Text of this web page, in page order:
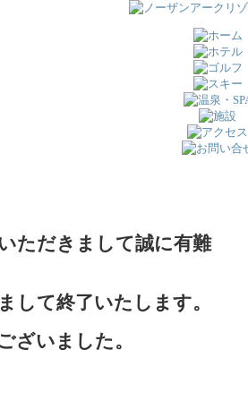
ただきまして誠に有難
して終了いたします。
ざいました。